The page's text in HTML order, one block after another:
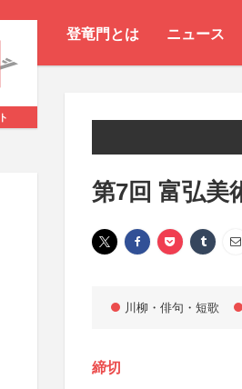
登竜門とは ニュース
第7回 富弘美
川柳・俳句・短歌
締切